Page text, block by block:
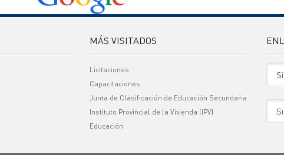
MÁS VISITADOS
Licitaciones
Capacitaciones
Junta de Clasificación de Educación Secundaria
Instituto Provincial de la Vivienda (IPV)
Educación